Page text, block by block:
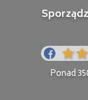
Ponad